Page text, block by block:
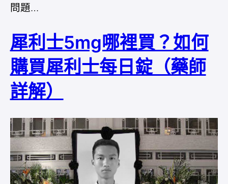
問題…
犀利士5mg哪裡買？如何
購買犀利士每日錠（藥師
詳解）